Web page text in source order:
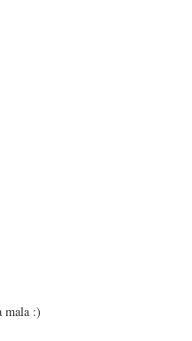
mala :)